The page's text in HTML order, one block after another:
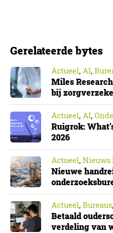
Gerelateerde bytes
Actueel, AI,
Miles
bij
Actueel, AI,
Ruigrok:
2026
Actueel, Nieuws
Nieuwe
Actueel, Bureaus,
Betaald
verdeling van